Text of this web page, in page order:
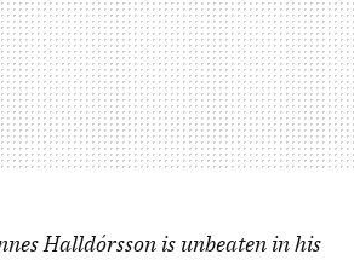
Halldórsson is unbeaten in his